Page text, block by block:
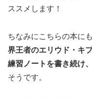
ススメします！
ちなみにこちらの本に
界王者のエリウド・キ
練習ノートを書き続け
そうです。